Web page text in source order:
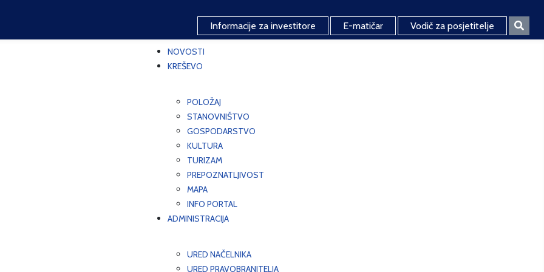
Informacije za investitore E-matičar Vodič za posjetitelje
NOVOSTI
KREŠEVO
POLOŽAJ
STANOVNIŠTVO
GOSPODARSTVO
KULTURA
TURIZAM
PREPOZNATLJIVOST
MAPA
INFO PORTAL
ADMINISTRACIJA
URED NAČELNIKA
URED PRAVOBRANITELJA